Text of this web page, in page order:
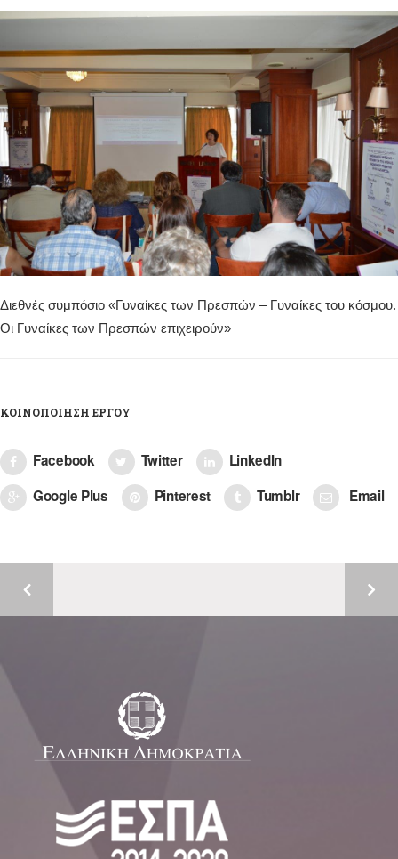
Διεθνές συμπόσιο «Γυναίκες των Πρεσπών – Γυναίκες του κόσμου.
Οι Γυναίκες των Πρεσπών επιχειρούν»
ΚΟΙΝΟΠΟΊΗΣΗ ΈΡΓΟΥ
Facebook Twitter
LinkedIn
Google Plus
Pinterest Tumblr Email